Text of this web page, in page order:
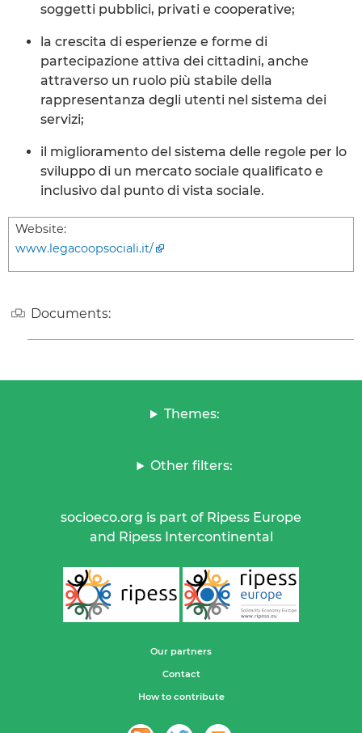
soggetti pubblici, privati e cooperative;
la crescita di esperienze e forme di
partecipazione attiva dei cittadini, anche
attraverso un ruolo più stabile della
rappresentanza degli utenti nel sistema dei
servizi;
il miglioramento del sistema delle regole per lo
sviluppo di un mercato sociale qualificato e
inclusivo dal punto di vista sociale.
Website:
www.legacoopsociali.it/
Documents:
Themes:
Other filters:
socioeco.org is part of Ripess Europe
and Ripess Intercontinental
Our partners
Contact
How to contribute